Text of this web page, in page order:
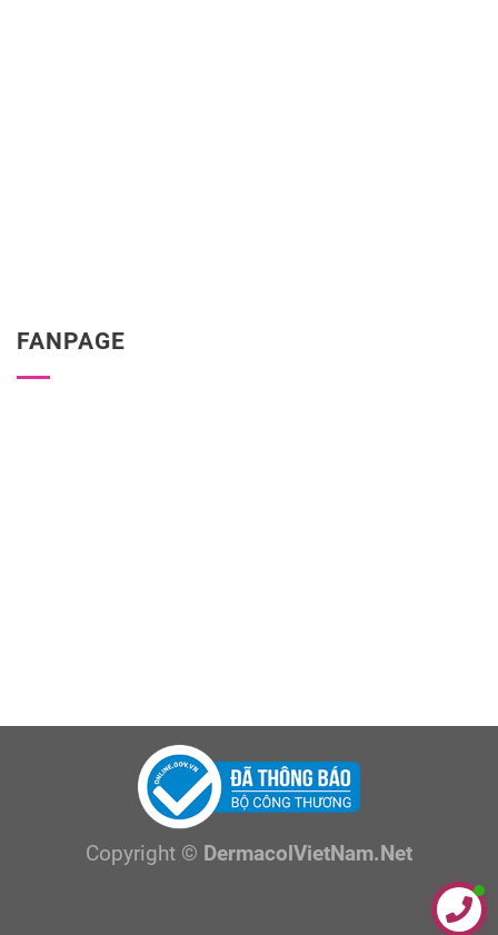
FANPAGE
Copyright © DermacolVietNam.Net